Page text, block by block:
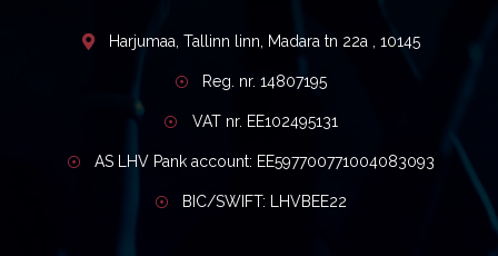
Harjumaa, Tallinn linn, Madara tn 22a , 10145
Reg. nr. 14807195
VAT nr. EE102495131
AS LHV Pank account: EE597700771004083093
BIC/SWIFT: LHVBEE22